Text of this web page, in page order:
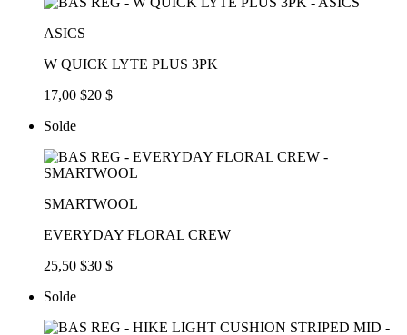
ASICS
W QUICK LYTE PLUS 3PK
17,00 $20 $
Solde
SMARTWOOL
EVERYDAY FLORAL CREW
25,50 $30 $
Solde